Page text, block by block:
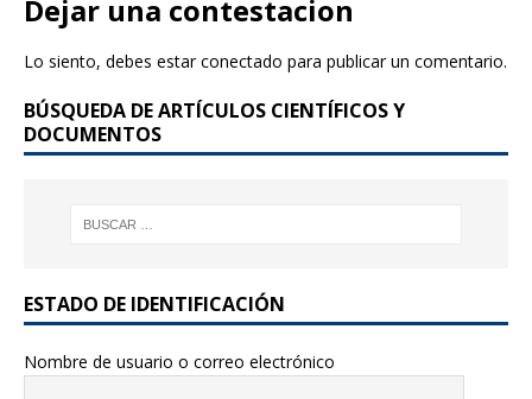
e
b
o
k
te
r
Dejar una contestacion
Lo siento, debes estarconectado para publicar un comentario.
BÚSQUEDA DE ARTÍCULOS CIENTÍFICOS Y
DOCUMENTOS
ESTADO DE IDENTIFICACIÓN
Nombre de usuario o correo electrónico